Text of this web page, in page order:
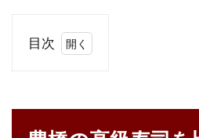
目次
高